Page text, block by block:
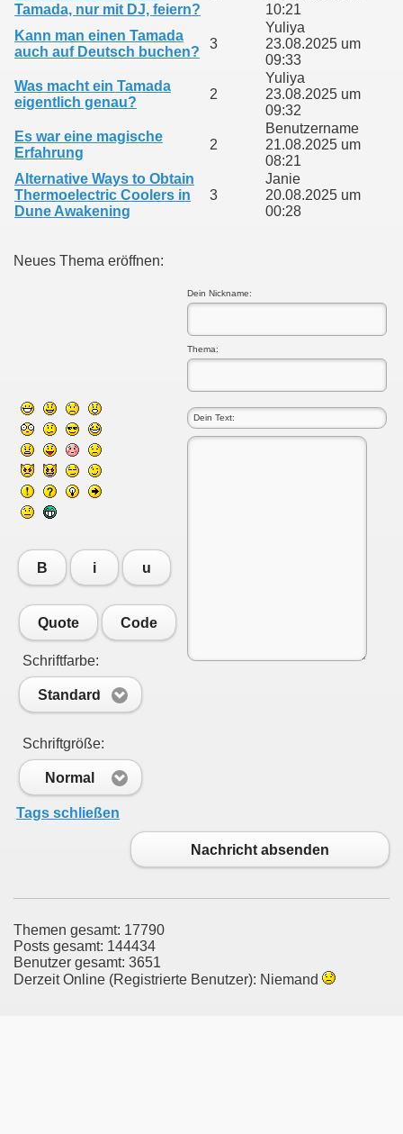
Tamada, nur mit DJ, feiern?
10:21
Kann man einen Tamada
auch auf Deutsch buchen?
3
Yuliya
23.08.2025 um
09:33
Was macht ein Tamada
eigentlich genau?
2
Yuliya
23.08.2025 um
09:32
Es war eine magische
Erfahrung
2
Benutzername
21.08.2025 um
08:21
Alternative Ways to Obtain
Thermoelectric Coolers in
Dune Awakening
3
Janie
20.08.2025 um
00:28
Neues Thema eröffnen:
Dein Nickname:
Thema:
B i u
Quote Code
Schriftfarbe:
Standard
Schriftgröße:
Normal
Tags schließen
Nachricht absenden
Themen gesamt: 17790
Posts gesamt: 144434
Benutzer gesamt: 3651
Derzeit Online (Registrierte Benutzer): Niemand